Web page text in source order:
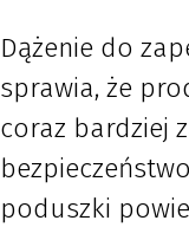
Dążenie do
sprawia, że
coraz bardziej
poduszki